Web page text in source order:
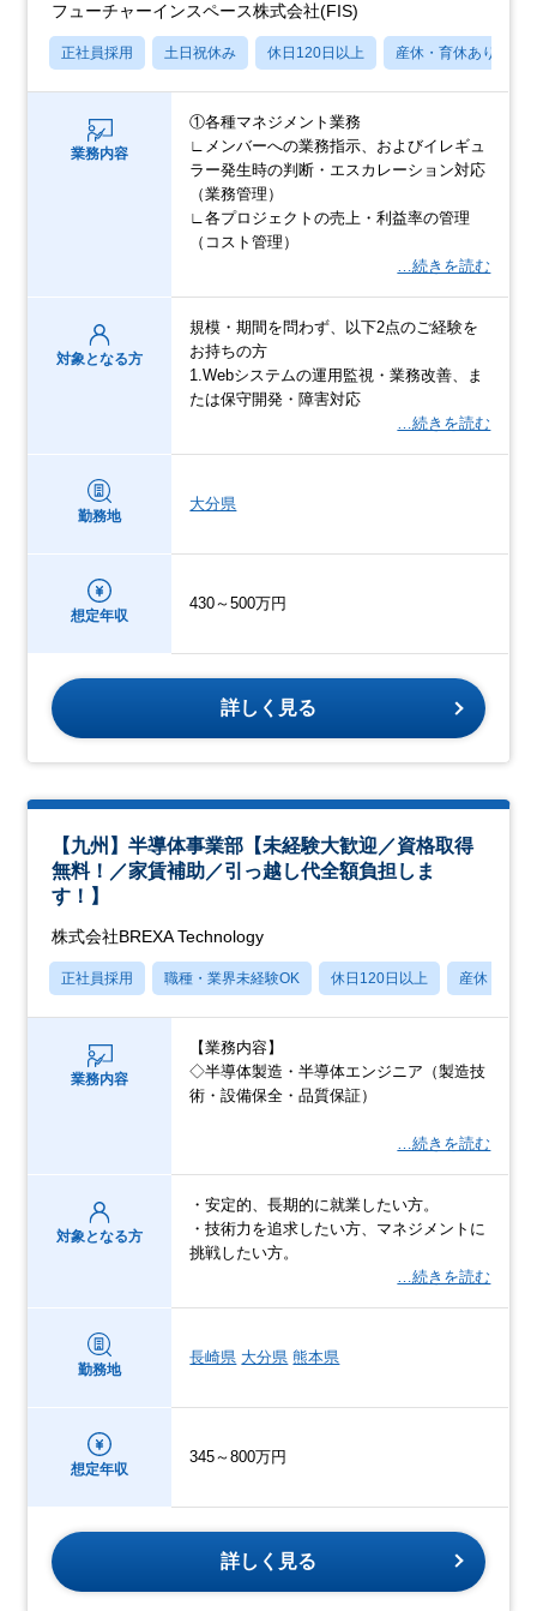
フューチャーインスペース株式会社(FIS)
正社員採用 土日祝休み 休日120日以上 産休・育休あり
業務内容
①各種マネジメント業務
∟メンバーへの業務指示、およびイレギュ
ラー発生時の判断・エスカレーション対応
（業務管理）
∟各プロジェクトの売上・利益率の管理
（コスト管理）
…続きを読む
対象となる方
規模・期間を問わず、以下2点のご経験を
お持ちの方
1.Webシステムの運用監視・業務改善、ま
たは保守開発・障害対応
…続きを読む
勤務地
大分県
想定年収
430～500万円
詳しく見る
【九州】半導体事業部【未経験大歓迎／資格取得
無料！／家賃補助／引っ越し代全額負担しま
す！】
株式会社BREXA Technology
正社員採用 職種・業界未経験OK 休日120日以上 産休・育休
業務内容
【業務内容】
◇半導体製造・半導体エンジニア（製造技
術・設備保全・品質保証）
…続きを読む
対象となる方
・安定的、長期的に就業したい方。
・技術力を追求したい方、マネジメントに
挑戦したい方。
…続きを読む
勤務地
長崎県 大分県 熊本県
想定年収
345～800万円
詳しく見る